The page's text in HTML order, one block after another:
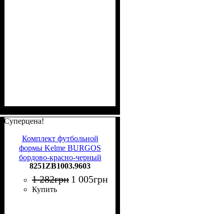
Суперцена!
Комплект футбольной
формы Kelme BURGOS
бордово-красно-черный
8251ZB1003.9603
8251ZB1003.9603
1 282грн 1 005грн
Купить